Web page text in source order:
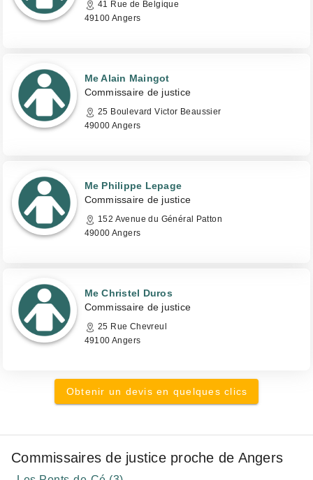
41 Rue de Belgique
49100 Angers
Me Alain Maingot
Commissaire de justice
25 Boulevard Victor Beaussier
49000 Angers
Me Philippe Lepage
Commissaire de justice
152 Avenue du Général Patton
49000 Angers
Me Christel Duros
Commissaire de justice
25 Rue Chevreul
49100 Angers
Obtenir un devis en quelques clics
Commissaires de justice proche de Angers